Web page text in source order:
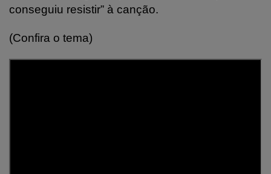
conseguiu resistir” à canção.
(Confira o tema)